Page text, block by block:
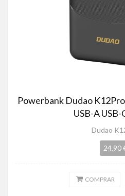
Powerbank Dudao
USB-A
Dudao
24,90
COMPRAR